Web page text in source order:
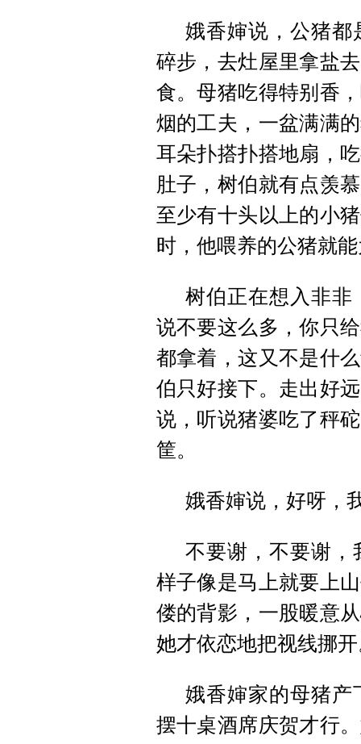
娥香婶说，公猪都
碎步，去灶屋里拿盐
食。母猪吃得特别香
烟的工夫，一盆满满
耳朵扑搭扑搭地扇，
肚子，树伯就有点羡
至少有十头以上的小
时，他喂养的公猪就
树伯正在想入非非
说不要这么多，你只
都拿着，这又不是什
伯只好接下。走出好
说，听说猪婆吃了秤
筐。
娥香婶说，好呀，
不要谢，不要谢，
样子像是马上就要上
偻的背影，一股暖意
她才依恋地把视线挪
娥香婶家的母猪产
摆十桌酒席庆贺才行